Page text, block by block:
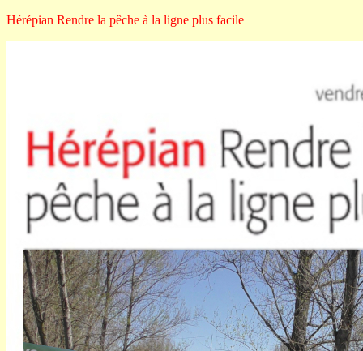
Hérépian Rendre la pêche à la ligne plus facile